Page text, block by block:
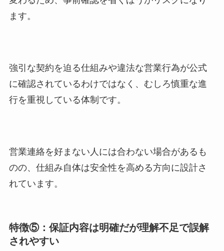
ます。
強引な契約を迫る仕組みや違法な営業行為が公式
に確認されているわけではなく、むしろ慎重な進
行を重視している体制です。
営業連絡を好まない人には合わない場合があるも
のの、仕組み自体は安全性を高める方向に設計さ
れています。
特徴⑤：保証内容は明確だが理解不足で誤解
されやすい